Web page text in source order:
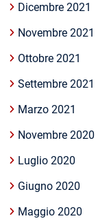
Dicembre 2021
Novembre 2021
Ottobre 2021
Settembre 2021
Marzo 2021
Novembre 2020
Luglio 2020
Giugno 2020
Maggio 2020